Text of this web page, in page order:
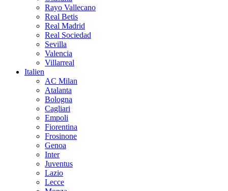
Rayo Vallecano
Real Betis
Real Madrid
Real Sociedad
Sevilla
Valencia
Villarreal
Italien
AC Milan
Atalanta
Bologna
Cagliari
Empoli
Fiorentina
Frosinone
Genoa
Inter
Juventus
Lazio
Lecce